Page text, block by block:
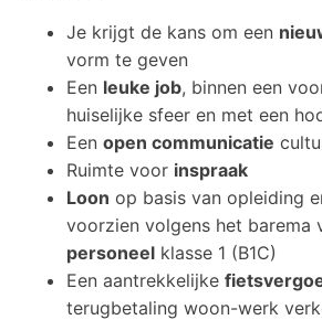
Je krijgt de kans om een
vorm te geven
Een leuke job, binnen een
huiselijke sfeer en met een
Een open communicatie
Ruimte voor inspraak
Loon op basis van opleiding
voorzien volgens het barema
personeel klasse 1 (B1C)
Een aantrekkelijke
terugbetaling woon-werk